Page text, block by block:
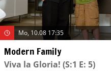
Mo, 10.08 17:35
Modern Family
Viva la Gloria! (S:1 E: 5)